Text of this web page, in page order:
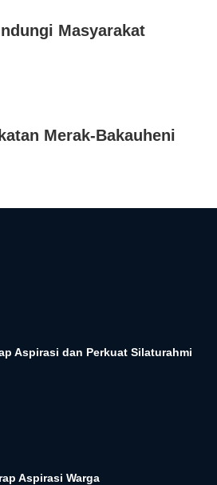
Masyarakat
Merak-Bakauheni
Aspirasi dan Perkuat Silaturahmi
Aspirasi Warga